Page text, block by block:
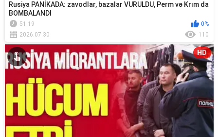
Rusiya PANİKADA: zavodlar, bazalar VURULDU, Perm və Krım da
BOMBALANDI
51:19
0%
2026.07.30
110
HD